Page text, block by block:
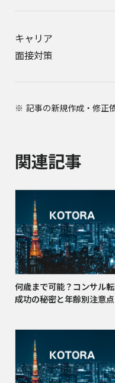
キャリア
面接対策
記事の新規作成・修正
関連記事
何歳まで可能？コンサル
成功の秘密と年齢別注意点